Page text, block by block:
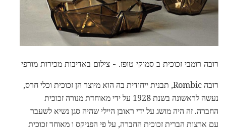
רובה רומבי זכוכית ב סמוקי טופז. - צילום באדיבות מכירות מורפי
רובה Rombic, תבנית ייחודית בה הוא מיוצר הן זכוכית וכלי חרס,
נעשה לראשונה בשנת 1928 על ידי מאוחדת מנורה זכוכית
החברה. זה היה מושג על ידי ראובן היילי שהיה סגן נשיא לשעבר
עם ארצות הברית זכוכית החברה, על פי הפניקס ו מאוחד זכוכית